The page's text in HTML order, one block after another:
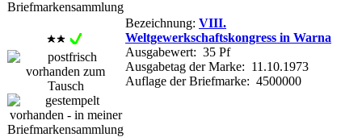
Bezeichnung: VIII.
Weltgewerkschaftskongress in Warna
Ausgabewert: 35 Pf
Ausgabetag der Marke: 11.10.1973
Auflage der Briefmarke: 4500000